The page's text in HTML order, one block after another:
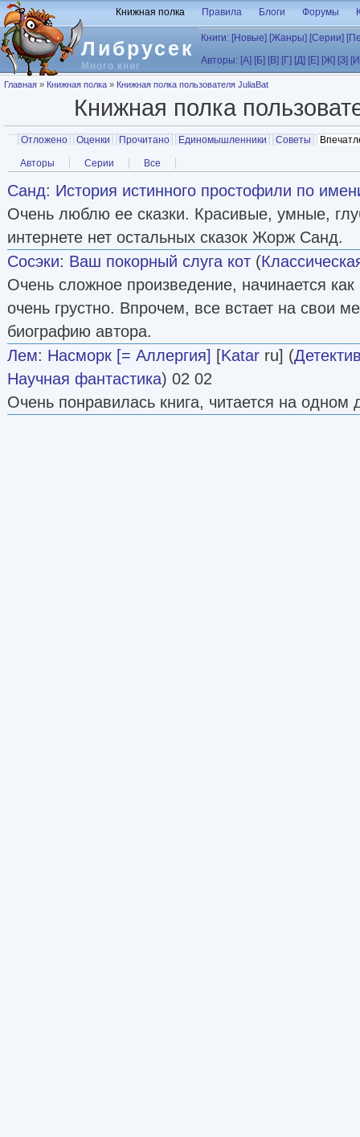
Перейти к основному содержанию
Либрусек
Много книг
Книжная полка Правила Блоги Форумы
Книги: [Новые] [Жанры] [Серии]
Авторы: [А] [Б] [В] [Г] [Д] [Е] [Ж] [З]
Вы здесь
Главная » Книжная полка » Книжная полка пользователя JuliaBat
Книжная полка
Главные вкладки
Отложено Оценки Прочитано Единомышленники Советы
Вторичные вкладки
Авторы Серии Все
Санд: История истинного простофили по
Очень люблю ее сказки. Красивые, умные,
интернете нет остальных сказок Жорж Санд.
Сосэки: Ваш покорный слуга кот (
Очень сложное произведение, начинается
очень грустно. Впрочем, все встает на свои
биографию автора.
Лем: Насморк [= Аллергия] [Katar ru] (
Научная фантастика) 02 02
Очень понравилась книга, читается на одном